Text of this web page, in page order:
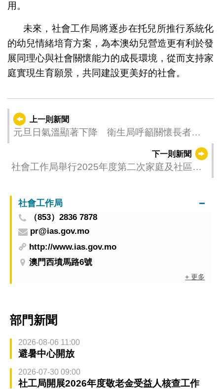
用。
未來，社會工作局將逐步在托兒所推行系統化
的幼兒情緒培育方案，為本澳幼兒營造更有利於發
展同理心與社會關懷能力的成長環境，從而支持家
庭實現生育願景，共同建設更美好的社會。
上一則新聞
元旦日氣溫顯著下降 衛生局呼籲關懷長者和
下一則新聞
社會工作局舉行2025年度第二次家庭及社區服
社會工作局
（853）2836 7878
pr@ias.gov.mo
http://www.ias.gov.mo
澳門西墳馬路6號
+ 更多
部門新聞
2026-08-06 11:00
避暑中心開放
2026-07-30 09:00
社工局開展2026年度敬老金受益人核查工作